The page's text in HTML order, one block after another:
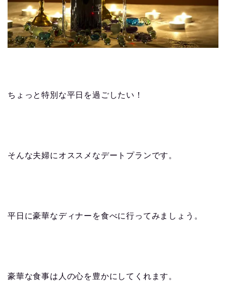
ちょっと特別な平日を過ごしたい！
そんな夫婦にオススメなデートプランです。
平日に豪華なディナーを食べに行ってみましょう。
豪華な食事は人の心を豊かにしてくれます。